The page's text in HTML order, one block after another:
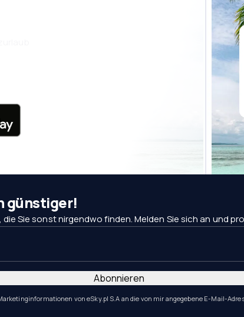
günstiger!
Sie sonst nirgendwo finden. Melden Sie sich an und
von eSky.pl S.A an die von mir angegebene E-Mail-
Abonnieren